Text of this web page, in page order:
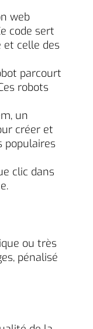
web
code sert
et celle des
parcourt
robots
un
créer et
populaires
clic dans
ou très
pénalisé